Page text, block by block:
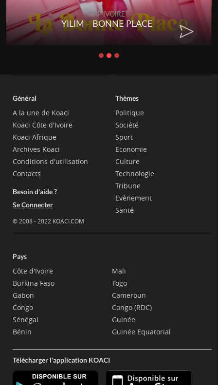
RAP IVOIRE
YILIM - BONNE PLACE
Général
A la une de Koaci
Koaci Côte d'Ivoire
Koaci Afrique
Archives Koaci
Conditions d'utilisation
Contacts
Besoin d'aide ?
Se Connecter
© 2008 - 2022 KOACI.COM
Thèmes
Politique
Société
Sport
Economie
Culture
Technologie
Tribune
Evènement
Santé
Pays
Côte d'Ivoire
Burkina Faso
Gabon
Congo
Sénégal
Bénin
Mali
Togo
Cameroun
Congo (RDC)
Guinée
Guinée Equatorial
Télécharger l'application KOACI